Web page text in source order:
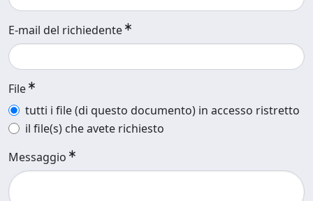
E-mail del richiedente
File
tutti i file (di questo documento) in accesso ristretto
il file(s) che avete richiesto
Messaggio